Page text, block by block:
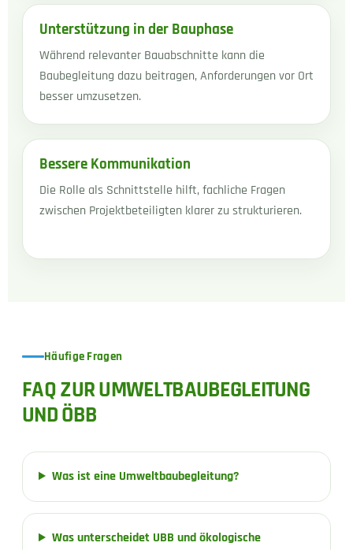
Unterstützung in der Bauphase
Während relevanter Bauabschnitte kann die
Baubegleitung dazu beitragen, Anforderungen vor Ort
besser umzusetzen.
Bessere Kommunikation
Die Rolle als Schnittstelle hilft, fachliche Fragen
zwischen Projektbeteiligten klarer zu strukturieren.
Häufige Fragen
FAQ ZUR UMWELTBAUBEGLEITUNG
UND ÖBB
Was ist eine Umweltbaubegleitung?
Was unterscheidet UBB und ökologische